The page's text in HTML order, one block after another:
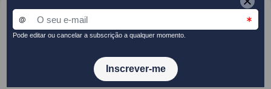
NOTAS RÁPIDAS
Desafios europeus na substituição
do gás natural importado da